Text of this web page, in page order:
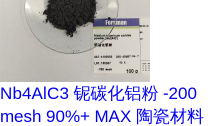
Nb4AlC3 铌碳化铝粉 -200
mesh 90%+ MAX 陶瓷材料